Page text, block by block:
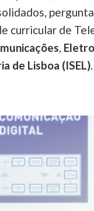
curricular de
,
de Lisboa (ISEL).